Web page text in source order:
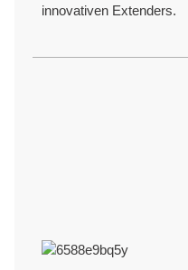
innovativen Extenders.